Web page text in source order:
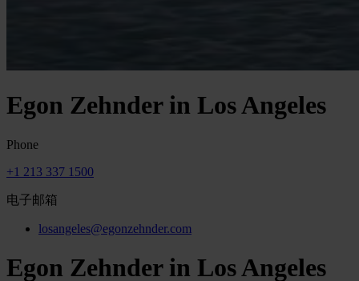
Egon Zehnder in Los Angeles
Phone
+1 213 337 1500
电子邮箱
losangeles@egonzehnder.com
Egon Zehnder in Los Angeles